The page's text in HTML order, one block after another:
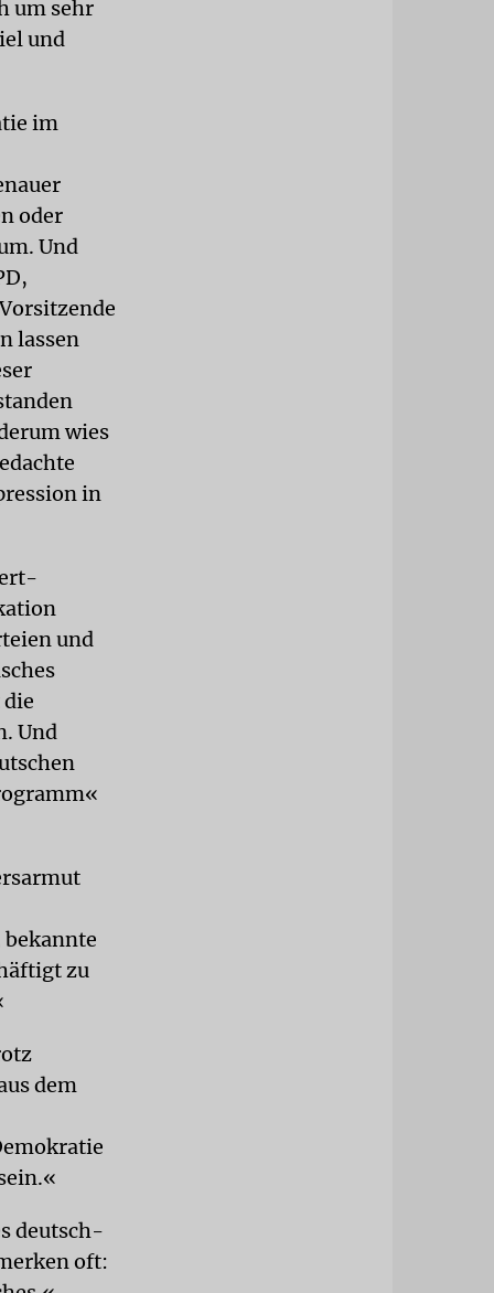
um sehr
und
im
oder
Und
lassen
wies
in
und
Und
zu
dem
deutsch-
oft: